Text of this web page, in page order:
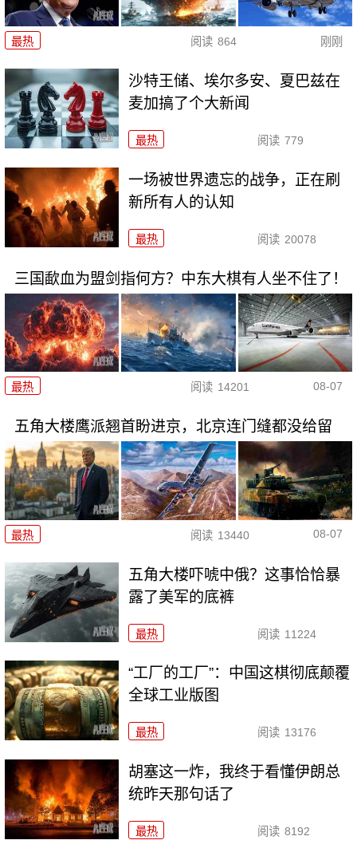
最热 阅读 864 刚刚
沙特王储、埃尔多安、夏巴兹在
麦加搞了个大新闻
最热 阅读 779
一场被世界遗忘的战争，正在刷
新所有人的认知
最热 阅读 20078
三国歃血为盟剑指何方？中东大棋有人坐不住了！
最热 阅读 14201 08-07
五角大楼鹰派翘首盼进京，北京连门缝都没给留
最热 阅读 13440 08-07
五角大楼吓唬中俄？这事恰恰暴
露了美军的底裤
最热 阅读 11224
“工厂的工厂”：中国这棋彻底颠覆
全球工业版图
最热 阅读 13176
胡塞这一炸，我终于看懂伊朗总
统昨天那句话了
最热 阅读 8192